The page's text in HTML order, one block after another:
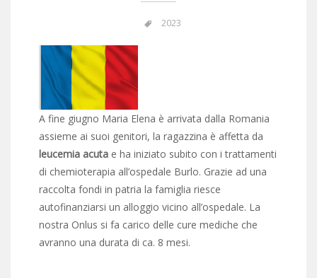
2023
A fine giugno Maria Elena è arrivata dalla Romania
assieme ai suoi genitori, la ragazzina è affetta da
leucemia acuta e ha iniziato subito con i trattamenti
di chemioterapia all’ospedale Burlo. Grazie ad una
raccolta fondi in patria la famiglia riesce
autofinanziarsi un alloggio vicino all’ospedale. La
nostra Onlus si fa carico delle cure mediche che
avranno una durata di ca. 8 mesi.